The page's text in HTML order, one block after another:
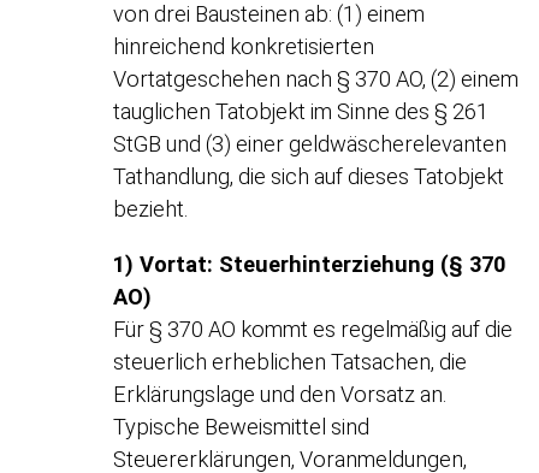
von drei Bausteinen ab: (1) einem
hinreichend konkretisierten
Vortatgeschehen nach § 370 AO, (2) einem
tauglichen Tatobjekt im Sinne des § 261
StGB und (3) einer geldwäscherelevanten
Tathandlung, die sich auf dieses Tatobjekt
bezieht.
1) Vortat: Steuerhinterziehung (§ 370
AO)
Für § 370 AO kommt es regelmäßig auf die
steuerlich erheblichen Tatsachen, die
Erklärungslage und den Vorsatz an.
Typische Beweismittel sind
Steuererklärungen, Voranmeldungen,